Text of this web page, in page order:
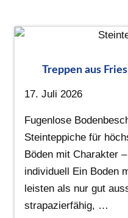
Treppen aus
17. Juli 2026
Fugenlose
Steinteppiche für
Böden mit Charakter
individuell Ein Boden
leisten als nur gut
strapazierfähig, …